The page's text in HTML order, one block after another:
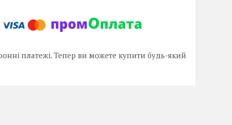
платежі. Тепер ви можете купити будь-який